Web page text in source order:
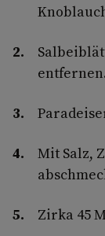
Mit Salz,
Zirka 45